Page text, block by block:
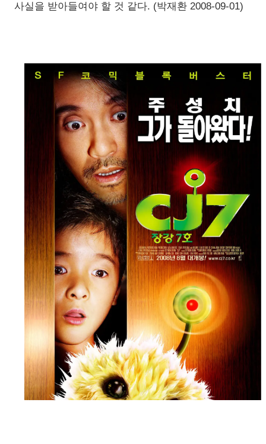
사실을 받아들여야 할 것 같다. (박재환 2008-09-01)